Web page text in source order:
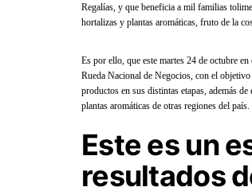
Regalías, y que beneficia a mil familias
hortalizas y plantas aromáticas, fruto de la
Es por ello, que este martes 24 de octubre
Rueda Nacional de Negocios, con el
productos en sus distintas etapas, además
plantas aromáticas de otras regiones del país.
Este es un
resultados